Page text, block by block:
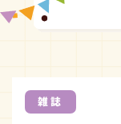
雑誌